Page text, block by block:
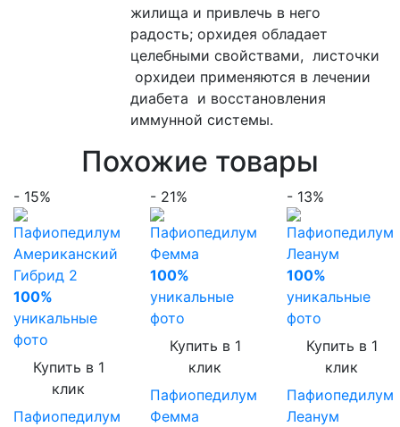
жилища и привлечь в него
радость; орхидея обладает
целебными свойствами, листочки
орхидеи применяются в лечении
диабета и восстановления
иммунной системы.
Похожие товары
- 15%
100%
уникальные
фото
Купить в 1
клик
Пафиопедилум
- 21%
100%
уникальные
фото
Купить в 1
клик
Пафиопедилум
Фемма
- 13%
100%
уникальные
фото
Купить в 1
клик
Пафиопедилум
Леанум